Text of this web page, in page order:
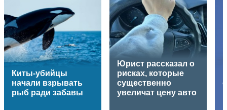
Киты-убийцы
начали взрывать
рыб ради забавы
Юрист рассказал о
рисках, которые
существенно
увеличат цену авто